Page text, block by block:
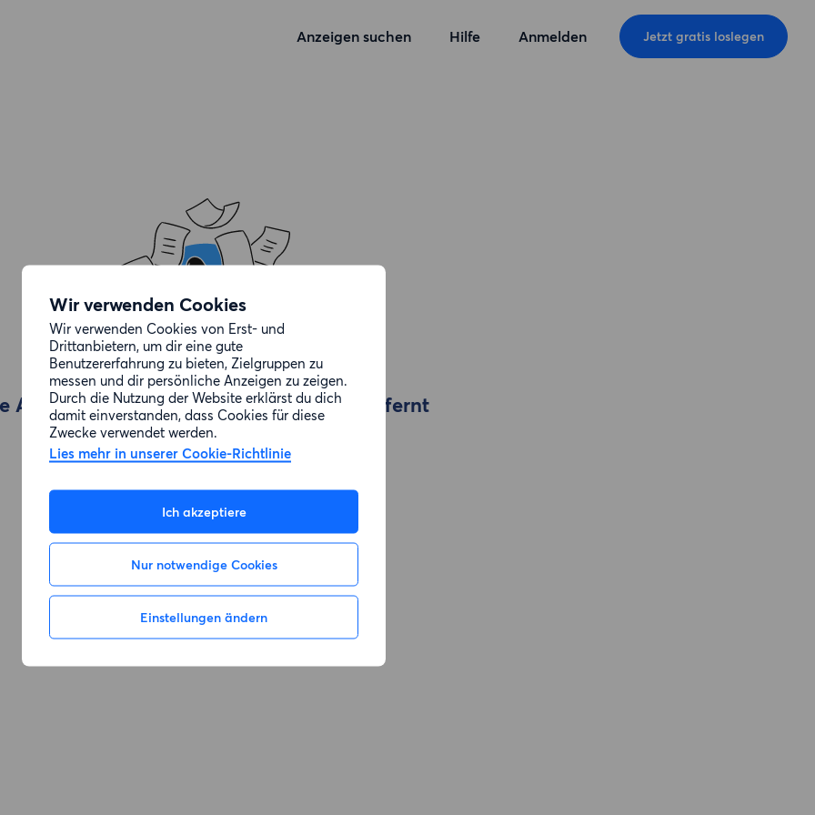
Wir verwenden Cookies
Wir verwenden Cookies von Erst- und
Drittanbietern, um dir eine gute
Benutzererfahrung zu bieten, Zielgruppen zu
messen und dir persönliche Anzeigen zu zeigen.
Durch die Nutzung der Website erklärst du dich
damit einverstanden, dass Cookies für diese
Zwecke verwendet werden.
Lies mehr in unserer Cookie-Richtlinie
Ich akzeptiere
Nur notwendige Cookies
Einstellungen ändern
Anzeigen suchen Hilfe Anmelden Jetzt gratis loslegen
Anzeige, die du gesucht hast, wurde entfernt